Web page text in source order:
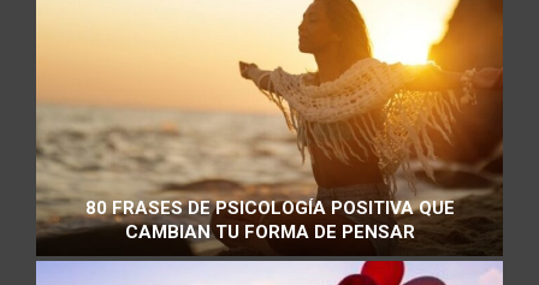
80 FRASES DE PSICOLOGÍA POSITIVA QUE
CAMBIAN TU FORMA DE PENSAR